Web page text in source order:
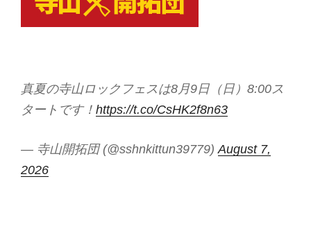
真夏の寺山ロックフェスは8月9日（日）8:00ス
タートです！ https://t.co/CsHK2f8n63
— 寺山開拓団 (@sshnkittun39779)August 7,
2026